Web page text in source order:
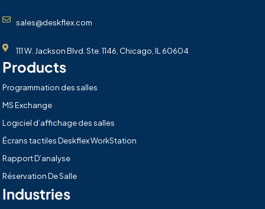
sales@deskflex.com
111 W. Jackson Blvd. Ste. 1146, Chicago, IL 60604
Products
Programmation des salles
MS Exchange
Logiciel d’affichage des salles
Écrans tactiles Deskflex WorkStation
Rapport D’analyse
Réservation De Salle
Industries